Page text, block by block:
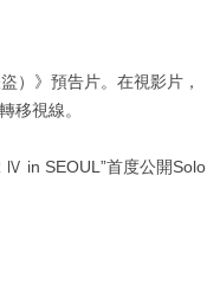
）》預告片。在視影片，
移視線。
Ⅳ in SEOUL”首度公開Solo